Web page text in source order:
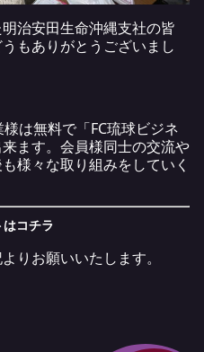
治安田生命沖縄支社の皆
もありがとうございまし
は無料で「FC琉球ビジネ
ます。会員様同士の交流や
様々な取り組みをしていく
はコチラ
りお願いいたします。